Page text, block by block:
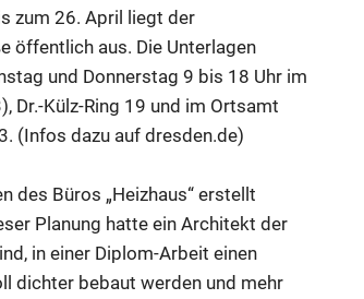
zum 26. April liegt der
öffentlich aus. Die Unterlagen
und Donnerstag 9 bis 18 Uhr im
Dr.-Külz-Ring 19 und im Ortsamt
(Infos dazu aufdresden.de)
des Büros „Heizhaus“ erstellt
Planung hatte ein Architekt der
in einer Diplom-Arbeit einen
dichter bebaut werden und mehr